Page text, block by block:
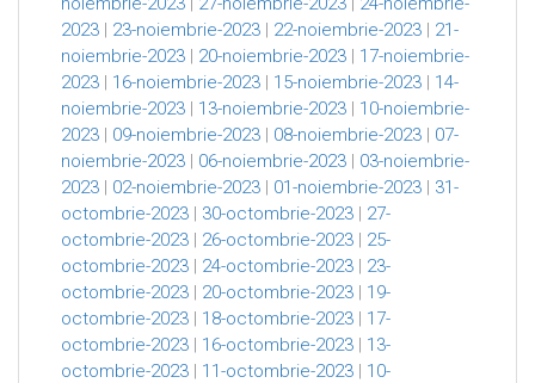
2023 | 23-noiembrie-2023 | 22-noiembrie-2023 | 21-
noiembrie-2023 | 20-noiembrie-2023 | 17-noiembrie-
2023 | 16-noiembrie-2023 | 15-noiembrie-2023 | 14-
noiembrie-2023 | 13-noiembrie-2023 | 10-noiembrie-
2023 | 09-noiembrie-2023 | 08-noiembrie-2023 | 07-
noiembrie-2023 | 06-noiembrie-2023 | 03-noiembrie-
2023 | 02-noiembrie-2023 | 01-noiembrie-2023 | 31-
octombrie-2023 | 30-octombrie-2023 | 27-
octombrie-2023 | 26-octombrie-2023 | 25-
octombrie-2023 | 24-octombrie-2023 | 23-
octombrie-2023 | 20-octombrie-2023 | 19-
octombrie-2023 | 18-octombrie-2023 | 17-
octombrie-2023 | 16-octombrie-2023 | 13-
octombrie-2023 | 11-octombrie-2023 | 10-